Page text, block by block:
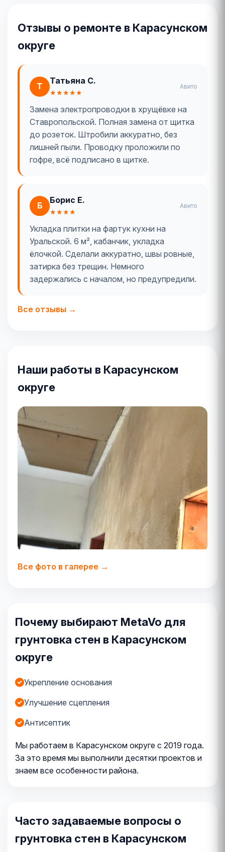
Отзывы о ремонте в Карасунском
округе
Т
Татьяна С.
★★★★★
Авито
Замена электропроводки в хрущёвке на
Ставропольской. Полная замена от щитка
до розеток. Штробили аккуратно, без
лишней пыли. Проводку проложили по
гофре, всё подписано в щитке.
Б
Борис Е.
★★★★
Авито
Укладка плитки на фартук кухни на
Уральской. 6 м², кабанчик, укладка
ёлочкой. Сделали аккуратно, швы ровные,
затирка без трещин. Немного
задержались с началом, но предупредили.
Все отзывы →
Наши работы в Карасунском
округе
Все фото в галерее →
Почему выбирают MetaVo для
грунтовка стен в Карасунском
округе
Укрепление основания
Улучшение сцепления
Антисептик
Мы работаем в Карасунском округе с 2019 года.
За это время мы выполнили десятки проектов и
знаем все особенности района.
Часто задаваемые вопросы о
грунтовка стен в Карасунском